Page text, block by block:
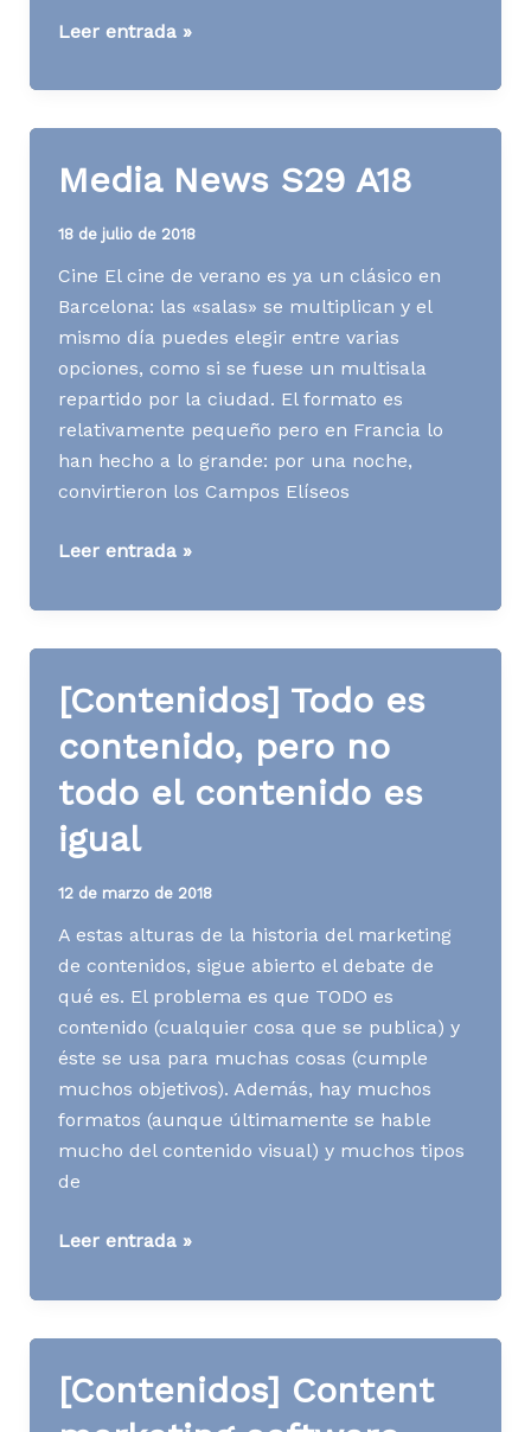
[Contenidos]
freelance
Leer entrada »
Media News S29 A18
18 de julio de 2018
Cine El cine de verano es ya un clásico en
Barcelona: las «salas» se multiplican y el
mismo día puedes elegir entre varias
opciones, como si se fuese un multisala
repartido por la ciudad. El formato es
relativamente pequeño pero en Francia lo
han hecho a lo grande: por una noche,
convirtieron los Campos Elíseos
Media
S29
Leer entrada »
[Contenidos] Todo es
contenido, pero no
todo el contenido es
igual
12 de marzo de 2018
A estas alturas de la historia del marketing
de contenidos, sigue abierto el debate de
qué es. El problema es que TODO es
contenido (cualquier cosa que se publica) y
éste se usa para muchas cosas (cumple
muchos objetivos). Además, hay muchos
formatos (aunque últimamente se hable
mucho del contenido visual) y muchos tipos
de
[Contenidos]
es
no
todo
Leer entrada »
[Contenidos] Content